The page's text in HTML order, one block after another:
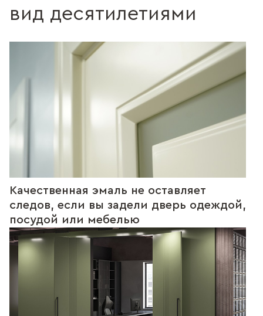
вид десятилетиями
Качественная эмаль не оставляет
следов, если вы задели дверь одеждой,
посудой или мебелью